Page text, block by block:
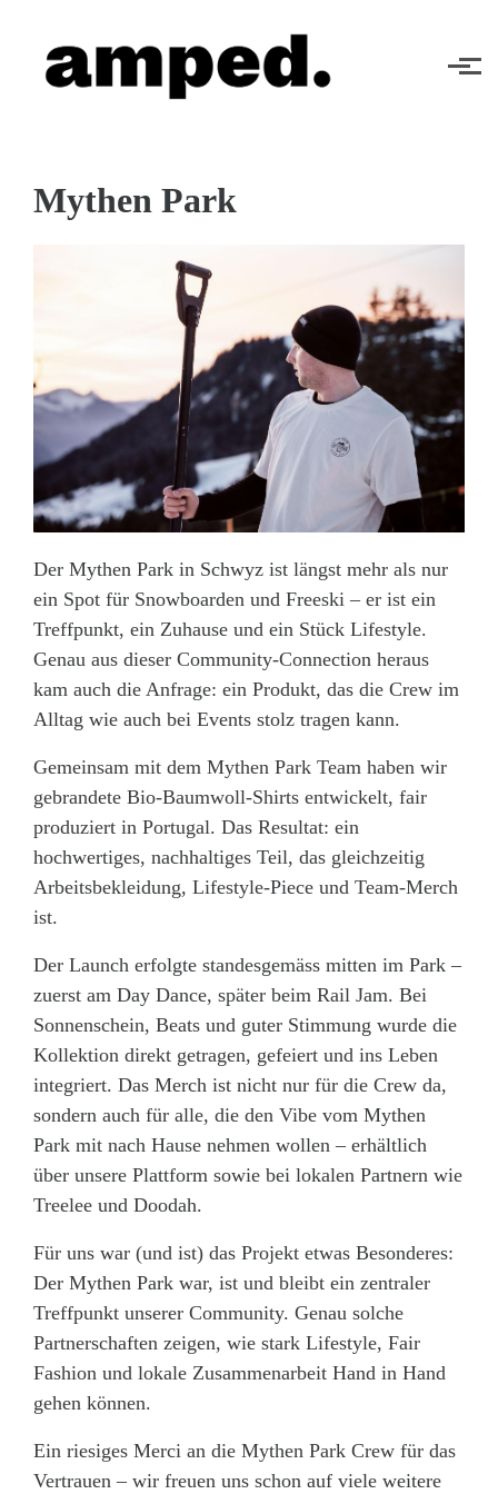
Mythen Park
Der Mythen Park in Schwyz ist längst mehr als nur
ein Spot für Snowboarden und Freeski – er ist ein
Treffpunkt, ein Zuhause und ein Stück Lifestyle.
Genau aus dieser Community-Connection heraus
kam auch die Anfrage: ein Produkt, das die Crew im
Alltag wie auch bei Events stolz tragen kann.
Gemeinsam mit dem Mythen Park Team haben wir
gebrandete Bio-Baumwoll-Shirts entwickelt, fair
produziert in Portugal. Das Resultat: ein
hochwertiges, nachhaltiges Teil, das gleichzeitig
Arbeitsbekleidung, Lifestyle-Piece und Team-Merch
ist.
Der Launch erfolgte standesgemäss mitten im Park –
zuerst am Day Dance, später beim Rail Jam. Bei
Sonnenschein, Beats und guter Stimmung wurde die
Kollektion direkt getragen, gefeiert und ins Leben
integriert. Das Merch ist nicht nur für die Crew da,
sondern auch für alle, die den Vibe vom Mythen
Park mit nach Hause nehmen wollen – erhältlich
über unsere Plattform sowie bei lokalen Partnern wie
Treelee und Doodah.
Für uns war (und ist) das Projekt etwas Besonderes:
Der Mythen Park war, ist und bleibt ein zentraler
Treffpunkt unserer Community. Genau solche
Partnerschaften zeigen, wie stark Lifestyle, Fair
Fashion und lokale Zusammenarbeit Hand in Hand
gehen können.
Ein riesiges Merci an die Mythen Park Crew für das
Vertrauen – wir freuen uns schon auf viele weitere